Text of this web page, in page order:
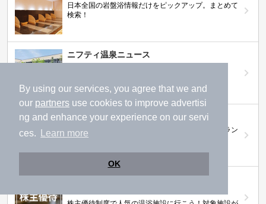
By using our services, you agree that we and
our partners use cookies to improve advertisi
ng and enhance your experience on our servi
ces.
Learn more
OK
日本全国の岩盤浴情報だけをピックアップ。まとめて
検索！
ニフティ温泉ニュース
ニフティ温泉 おふろパス
温浴施設をお得に楽しめるサブスクリプションプラン
【ニフティライフスタイル株主優待のご案